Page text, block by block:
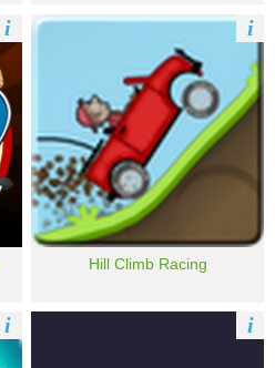
i
Hill Climb Racing
i
i i